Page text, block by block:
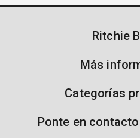
Ritchie
Más
Categorías
Ponte en